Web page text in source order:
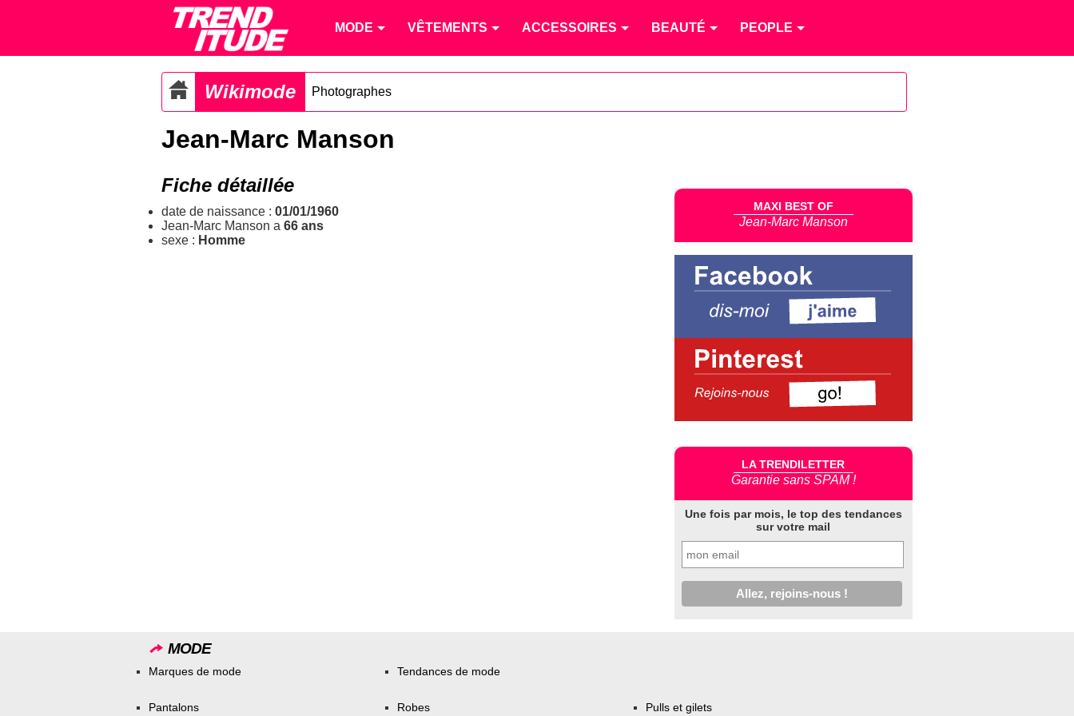
MODE VÊTEMENTS ACCESSOIRES BEAUTÉ PEOPLE
Wikimode Photographes
Jean-Marc Manson
Fiche détaillée
date de naissance : 01/01/1960
Jean-Marc Manson a 66 ans
sexe : Homme
MAXI BEST OF
Jean-Marc Manson
LA TRENDILETTER
Garantie sans SPAM !
Une fois par mois, le top des tendances
sur votre mail
MODE
Marques de mode Tendances de mode
Pantalons
Robes
Pulls et gilets